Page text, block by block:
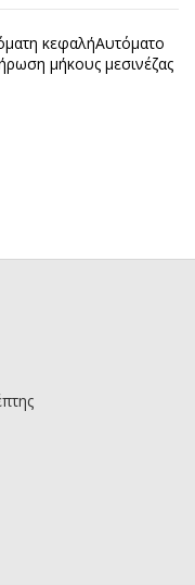
κεφαλήΑυτόματο
μήκους μεσινέζας